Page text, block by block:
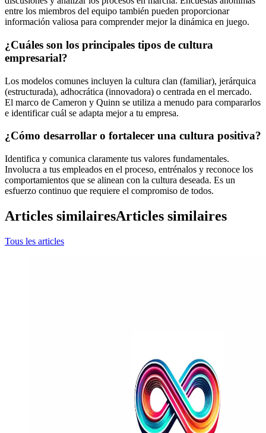
entre los miembros del equipo también pueden proporcionar
información valiosa para comprender mejor la dinámica en juego.
¿Cuáles son los principales tipos de cultura
empresarial?
Los modelos comunes incluyen la cultura clan (familiar), jerárquica
(estructurada), adhocrática (innovadora) o centrada en el mercado.
El marco de Cameron y Quinn se utiliza a menudo para compararlos
e identificar cuál se adapta mejor a tu empresa.
¿Cómo desarrollar o fortalecer una cultura positiva?
Identifica y comunica claramente tus valores fundamentales.
Involucra a tus empleados en el proceso, entrénalos y reconoce los
comportamientos que se alinean con la cultura deseada. Es un
esfuerzo continuo que requiere el compromiso de todos.
Articles similairesArticles similaires
Tous les articles